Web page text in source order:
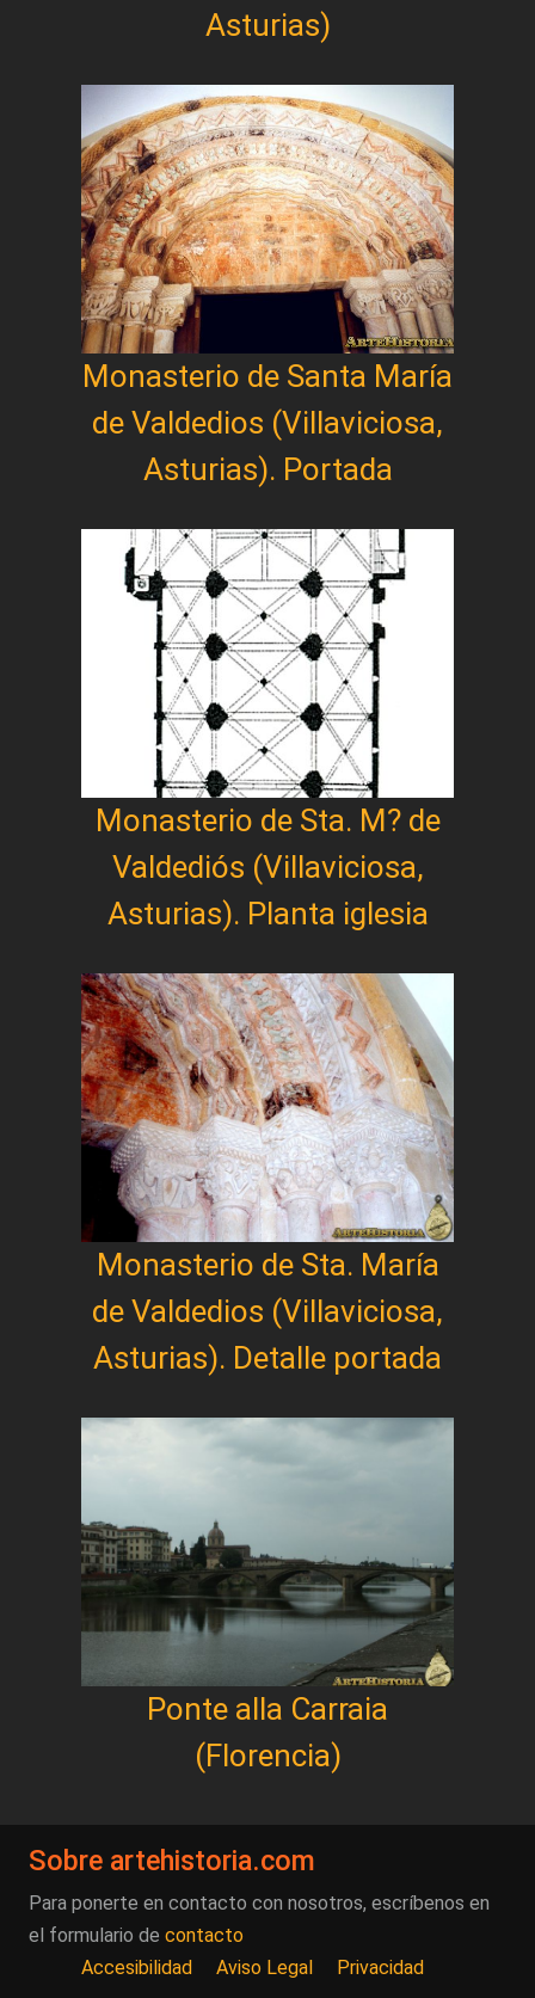
Asturias)
Monasterio de Santa María
de Valdedios (Villaviciosa,
Asturias). Portada
Monasterio de Sta. M? de
Valdediós (Villaviciosa,
Asturias). Planta iglesia
Monasterio de Sta. María
de Valdedios (Villaviciosa,
Asturias). Detalle portada
Ponte alla Carraia
(Florencia)
Sobre artehistoria.com
Para ponerte en contacto con nosotros, escríbenos en
el formulario de contacto
Accesibilidad
Aviso Legal Privacidad